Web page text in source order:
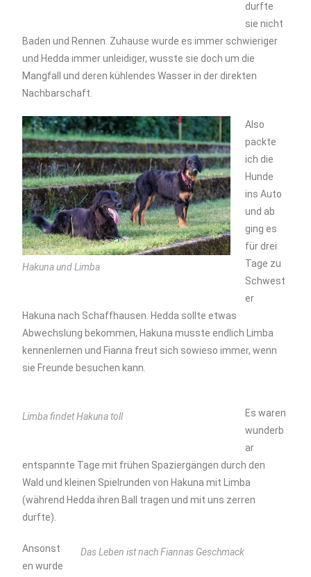
durfte
sie nicht
Baden und Rennen. Zuhause wurde es immer schwieriger
und Hedda immer unleidiger, wusste sie doch um die
Mangfall und deren kühlendes Wasser in der direkten
Nachbarschaft.
Hakuna und Limba
Also
packte
ich die
Hunde
ins Auto
und ab
ging es
für drei
Tage zu
Schwest
er
Hakuna nach Schaffhausen. Hedda sollte etwas
Abwechslung bekommen, Hakuna musste endlich Limba
kennenlernen und Fianna freut sich sowieso immer, wenn
sie Freunde besuchen kann.
Limba findet Hakuna toll
Es waren
wunderb
ar
entspannte Tage mit frühen Spaziergängen durch den
Wald und kleinen Spielrunden von Hakuna mit Limba
(während Hedda ihren Ball tragen und mit uns zerren
durfte).
Das Leben ist nach Fiannas Geschmack
Ansonst
en wurde